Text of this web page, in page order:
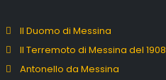
Il Duomo di Messina
Il Terremoto di Messina del 1908
Antonello da Messina